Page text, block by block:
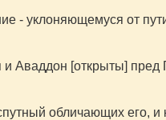
- уклоняющемуся от
и Аваддон [открыты]
обличающих его, и